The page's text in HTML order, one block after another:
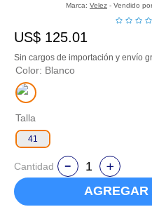
Marca: Velez - Vendido por
☆☆☆
US$ 125.01
Sin cargos de importación y envío
Color: Blanco
Talla
41
Cantidad